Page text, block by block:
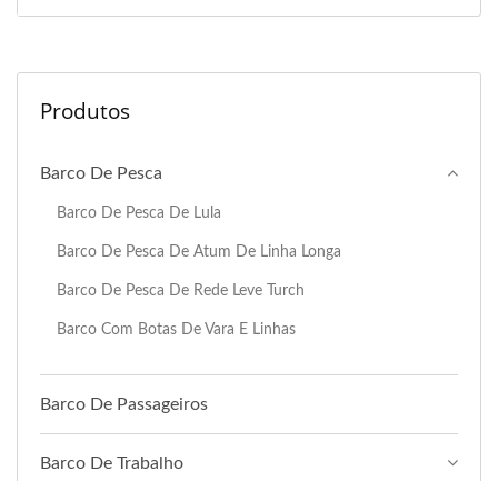
Produtos
Barco De Pesca
Barco De Pesca De Lula
Barco De Pesca De Atum De Linha Longa
Barco De Pesca De Rede Leve Turch
Barco Com Botas De Vara E Linhas
Barco De Passageiros
Barco De Trabalho